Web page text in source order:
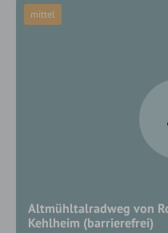
Altmühltalradweg von
Kehlheim (barrierefrei)
mittel